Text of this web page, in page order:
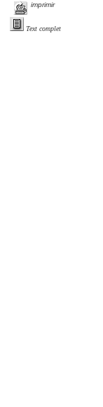
imprimir
Text complet